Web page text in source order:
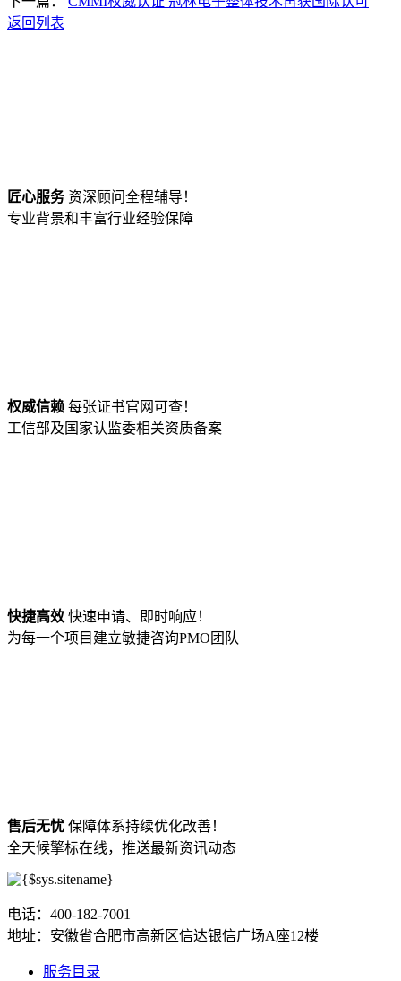
返回列表
匠心服务资深顾问全程辅导！
专业背景和丰富行业经验保障
权威信赖 每张证书官网可查！
工信部及国家认监委相关资质备案
快捷高效 快速申请、即时响应！
为每一个项目建立敏捷咨询PMO团队
售后无忧 保障体系持续优化改善！
全天候擎标在线，推送最新资讯动态
电话：400-182-7001
地址：安徽省合肥市高新区信达银信广场A座12楼
服务目录